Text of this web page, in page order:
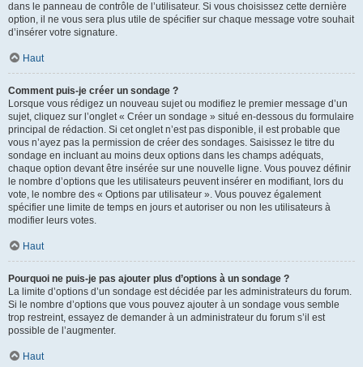
dans le panneau de contrôle de l’utilisateur. Si vous choisissez cette dernière
option, il ne vous sera plus utile de spécifier sur chaque message votre souhait
d’insérer votre signature.
Haut
Comment puis-je créer un sondage ?
Lorsque vous rédigez un nouveau sujet ou modifiez le premier message d’un
sujet, cliquez sur l’onglet « Créer un sondage » situé en-dessous du formulaire
principal de rédaction. Si cet onglet n’est pas disponible, il est probable que
vous n’ayez pas la permission de créer des sondages. Saisissez le titre du
sondage en incluant au moins deux options dans les champs adéquats,
chaque option devant être insérée sur une nouvelle ligne. Vous pouvez définir
le nombre d’options que les utilisateurs peuvent insérer en modifiant, lors du
vote, le nombre des « Options par utilisateur ». Vous pouvez également
spécifier une limite de temps en jours et autoriser ou non les utilisateurs à
modifier leurs votes.
Haut
Pourquoi ne puis-je pas ajouter plus d’options à un sondage ?
La limite d’options d’un sondage est décidée par les administrateurs du forum.
Si le nombre d’options que vous pouvez ajouter à un sondage vous semble
trop restreint, essayez de demander à un administrateur du forum s’il est
possible de l’augmenter.
Haut